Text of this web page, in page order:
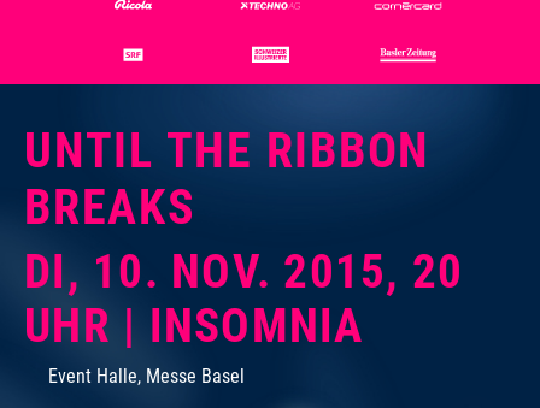
UNTIL THE RIBBON
BREAKS
DI, 10. NOV. 2015, 20
UHR | INSOMNIA
Event Halle, Messe Basel